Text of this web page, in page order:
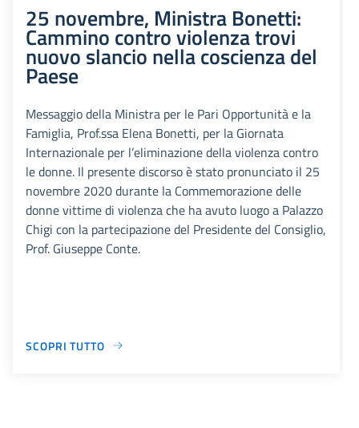
25 novembre, Ministra Bonetti:
Cammino contro violenza trovi
nuovo slancio nella coscienza del
Paese
Messaggio della Ministra per le Pari Opportunità e la
Famiglia, Prof.ssa Elena Bonetti, per la Giornata
Internazionale per l’eliminazione della violenza contro
le donne. Il presente discorso è stato pronunciato il 25
novembre 2020 durante la Commemorazione delle
donne vittime di violenza che ha avuto luogo a Palazzo
Chigi con la partecipazione del Presidente del Consiglio,
Prof. Giuseppe Conte.
SCOPRI TUTTO